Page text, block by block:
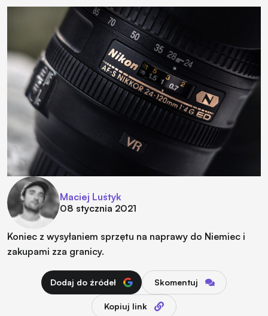
Maciej Luśtyk
08 stycznia 2021
Koniec z wysyłaniem sprzętu na naprawy do Niemiec i
zakupami zza granicy.
Dodaj do źródeł Skomentuj
Kopiuj link